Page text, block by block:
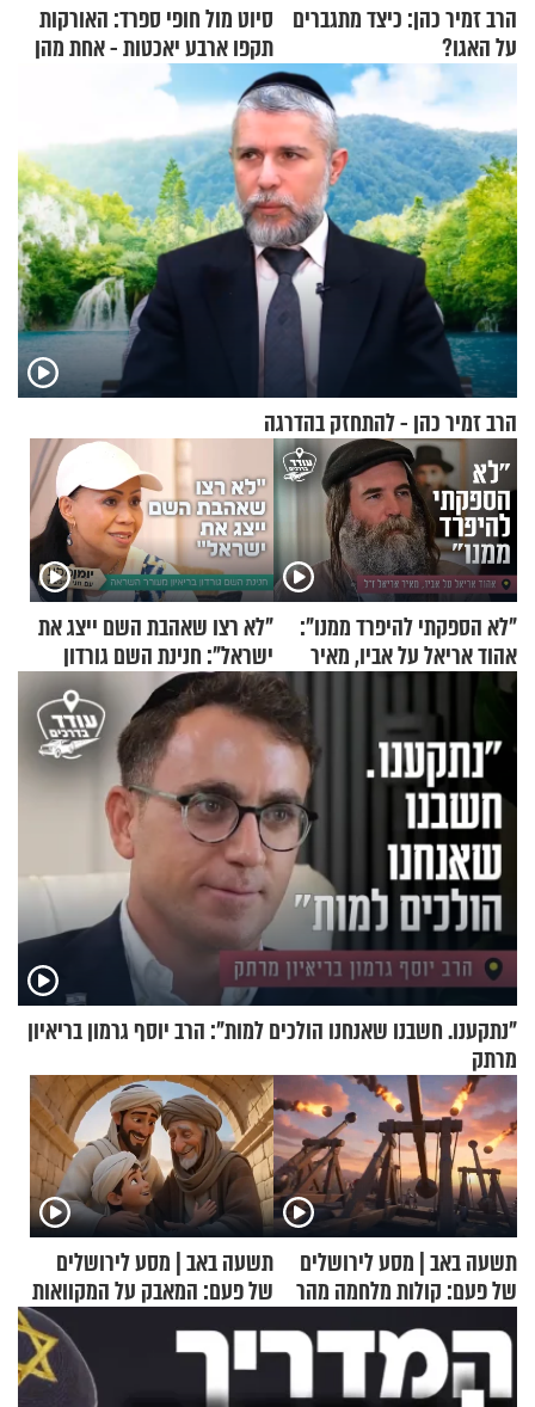
הרב זמיר כהן: כיצד מתגברים
על האגו?
סיוט מול חופי ספרד: האורקות
תקפו ארבע יאכטות - אחת מהן
טבעה
הרב זמיר כהן - להתחזק בהדרגה
"לא הספקתי להיפרד ממנו":
אהוד אריאל על אביו, מאיר
אריאל ז"ל
"לא רצו שאהבת השם ייצג את
ישראל": חנינת השם גורדון
בריאיון מעורר השראה
"נתקענו. חשבנו שאנחנו הולכים למות": הרב יוסף גרמון בריאיון
מרתק
תשעה באב | מסע לירושלים
של פעם: קולות מלחמה מהר
הזיתים
תשעה באב | מסע לירושלים
של פעם: המאבק על המקוואות